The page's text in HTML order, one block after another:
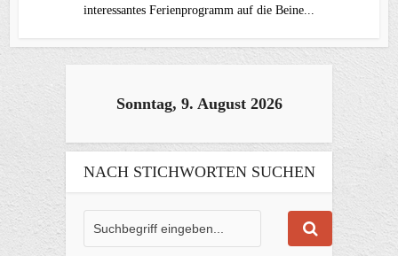
interessantes Ferienprogramm auf die Beine...
Sonntag, 9. August 2026
NACH STICHWORTEN SUCHEN